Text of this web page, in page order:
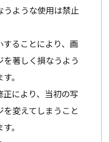
うような使用は禁止
ることにより、画
著しく損なうよう
。
により、当初の写
変えてしまうこと
。